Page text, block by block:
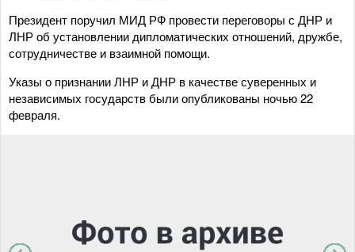
Президент поручил МИД РФ провести переговоры с ДНР и
ЛНР об установлении дипломатических отношений, дружбе,
сотрудничестве и взаимной помощи.
Указы о признании ЛНР и ДНР в качестве суверенных и
независимых государств были опубликованы ночью 22
февраля.